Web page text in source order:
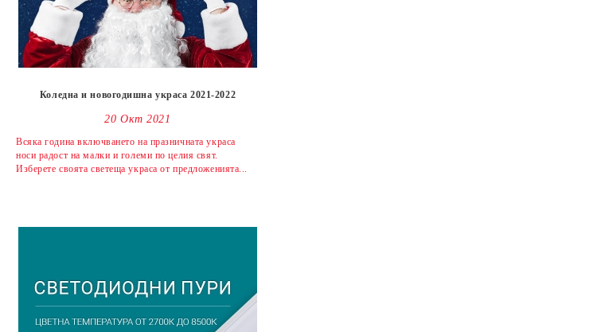
Коледна и новогодишна украса 2021-2022
20 Окт 2021
Всяка година включването на празничната украса
носи радост на малки и големи по целия свят.
Изберете своята светеща украса от предложенията...